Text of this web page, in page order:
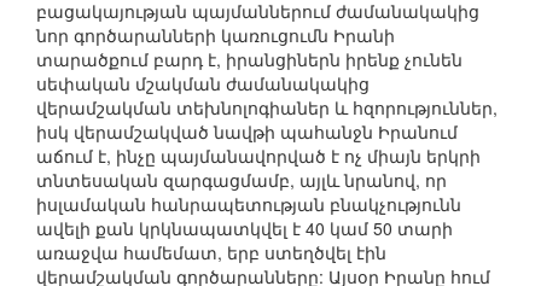
բացակայության պայմաններում ժամանակակից
նոր գործարանների կառուցումն Իրանի
տարածքում բարդ է, իրանցիներն իրենք չունեն
սեփական մշակման ժամանակակից
վերամշակման տեխնոլոգիաներ և հզորություններ,
իսկ վերամշակված նավթի պահանջն Իրանում
աճում է, ինչը պայմանավորված է ոչ միայն երկրի
տնտեսական զարգացմամբ, այլև նրանով, որ
իսլամական հանրապետության բնակչությունն
ավելի քան կրկնապատկվել է 40 կամ 50 տարի
առաջվա համեմատ, երբ ստեղծվել էին
վերամշակման գործարանները: Այսօր Իրանը հում